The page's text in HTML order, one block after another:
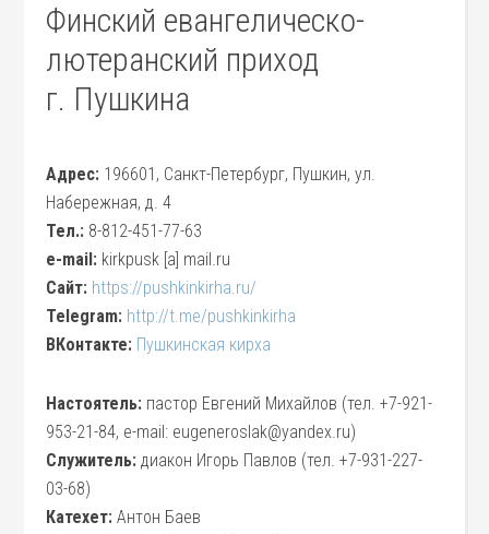
Финский евангелическо-
лютеранский приход
г. Пушкина
Адрес: 196601, Санкт-Петербург, Пушкин, ул.
Набережная, д. 4
Тел.: 8-812-451-77-63
e-mail: kirkpusk [a] mail.ru
Сайт: https://pushkinkirha.ru/
Telegram: http://t.me/pushkinkirha
ВКонтакте: Пушкинская кирха
Настоятель: пастор Евгений Михайлов (тел. +7-921-
953-21-84, e-mail: eugeneroslak@yandex.ru)
Служитель: диакон Игорь Павлов (тел. +7-931-227-
03-68)
Катехет: Антон Баев